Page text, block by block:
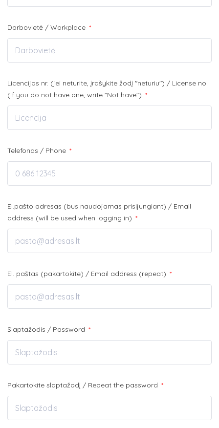
Darbovietė / Workplace *
Licencijos nr. (jei neturite, įrašykite žodį "neturiu") / License no.
(if you do not have one, write "Not have") *
Telefonas / Phone *
El.pašto adresas (bus naudojamas prisijungiant) / Email
address (will be used when logging in) *
El. paštas (pakartokite) / Email address (repeat) *
Slaptažodis / Password *
Pakartokite slaptažodį / Repeat the password *